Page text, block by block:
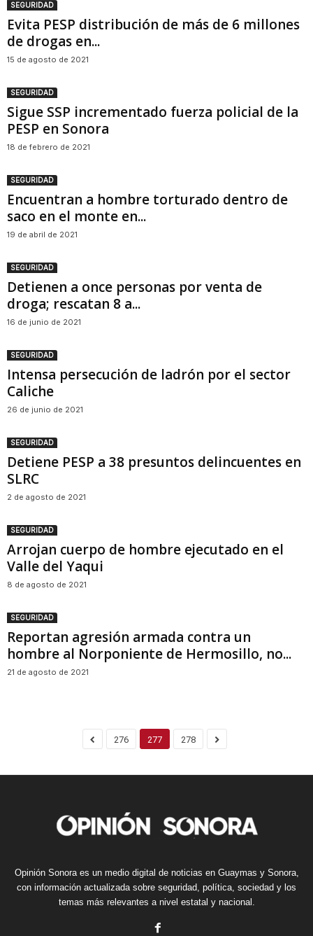
SEGURIDAD
Evita PESP distribución de más de 6 millones
de drogas en...
15 de agosto de 2021
SEGURIDAD
Sigue SSP incrementado fuerza policial de la
PESP en Sonora
18 de febrero de 2021
SEGURIDAD
Encuentran a hombre torturado dentro de
saco en el monte en...
19 de abril de 2021
SEGURIDAD
Detienen a once personas por venta de
droga; rescatan 8 a...
16 de junio de 2021
SEGURIDAD
Intensa persecución de ladrón por el sector
Caliche
26 de junio de 2021
SEGURIDAD
Detiene PESP a 38 presuntos delincuentes en
SLRC
2 de agosto de 2021
SEGURIDAD
Arrojan cuerpo de hombre ejecutado en el
Valle del Yaqui
8 de agosto de 2021
SEGURIDAD
Reportan agresión armada contra un
hombre al Norponiente de Hermosillo, no...
21 de agosto de 2021
276 277 278
Opinión Sonora es un medio digital de noticias en Guaymas y Sonora,
con información actualizada sobre seguridad, política, sociedad y los
temas más relevantes a nivel estatal y nacional.